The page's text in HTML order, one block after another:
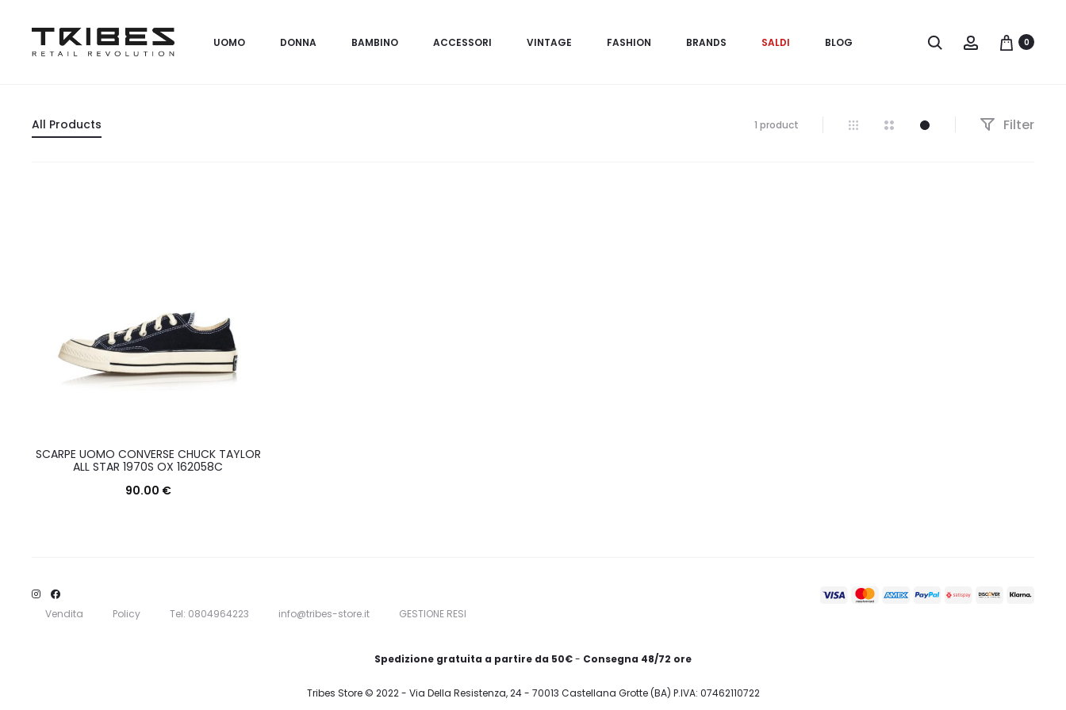
UOMO DONNA BAMBINO ACCESSORI VINTAGE FASHION BRANDS SALDI BLOG Search Account0
All Products 1 productVisualizzazione
Filter
SCARPE UOMO CONVERSE CHUCK TAYLOR
ALL STAR 1970S OX 162058C
90.00 €
varianti.
Vendita Policy Tel: 0804964223 info@tribes-store.it GESTIONE RESI
Spedizione gratuita a partire da 50€- Consegna 48/72 ore
Tribes Store © 2022 - Via Della Resistenza, 24 - 70013 Castellana Grotte (BA) P.IVA: 07462110722